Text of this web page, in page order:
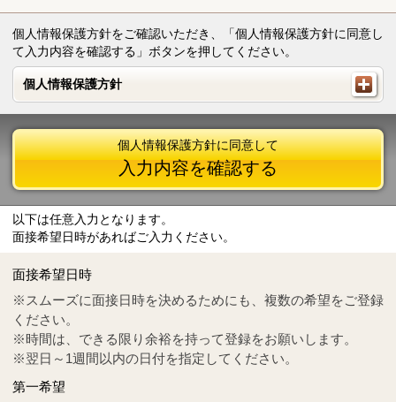
個人情報保護方針をご確認いただき、「個人情報保護方針に同意し
て入力内容を確認する」ボタンを押してください。
個人情報保護方針
個人情報保護方針
Tel
0570-55-0314
個人情報保護方針に同意して
入力内容を確認する
以下は任意入力となります。
面接希望日時があればご入力ください。
面接希望日時
※スムーズに面接日時を決めるためにも、複数の希望をご登録
ください。
※時間は、できる限り余裕を持って登録をお願いします。
※翌日～1週間以内の日付を指定してください。
第一希望